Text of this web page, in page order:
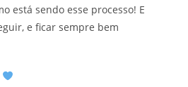
está sendo esse processo! E
e ficar sempre bem